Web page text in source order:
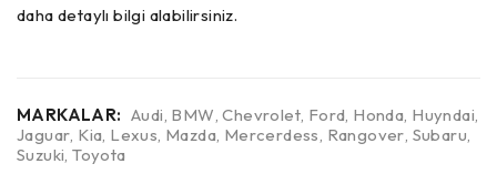
daha detaylı bilgi alabilirsiniz.
MARKALAR: Audi, BMW,Chevrolet, Ford, Honda, Huyndai,
Jaguar, Kia, Lexus, Mazda, Mercerdess, Rangover, Subaru,
Suzuki,Toyota